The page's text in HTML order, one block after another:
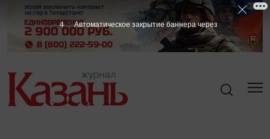
4 Автоматическое закрытие баннера через